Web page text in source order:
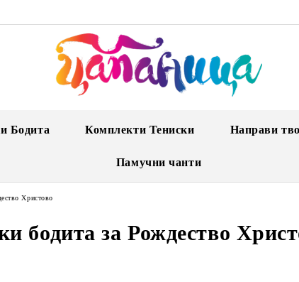
Бодита Комплекти Тениски Направи
Памучни чанти
Христово
бодита за Рождество